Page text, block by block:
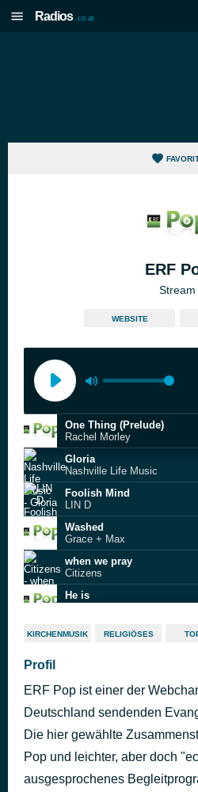
Radios .co.at
ERF
Stream
WEBSITE
One Thing (Prelude)
Rachel Morley
Gloria
Nashville Life Music
Foolish Mind
LIN D
Washed
Grace + Max
when we pray
Citizens
He is
Remember Me
Wer du bist
anniek;eleasar
Brand New
Todd Martin
KIRCHENMUSIK RELIGIÖSES
Profil
ERF Pop ist einer der
Deutschland sendenden
Die hier gewählte
Pop und leichter, aber doch
ausgesprochenes